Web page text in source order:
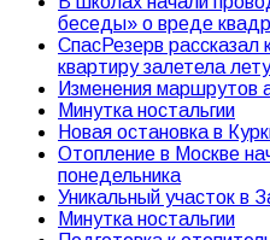
беседы» о вреде
СпасРезерв рассказал
квартиру залетела
Изменения маршрутов
Минутка ностальгии
Новая остановка в
Отопление в Москве
понедельника
Уникальный участок в
Минутка ностальгии